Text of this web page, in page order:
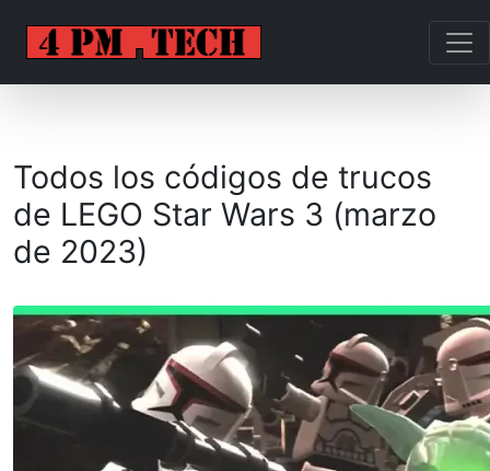
Todos los códigos de trucos
de LEGO Star Wars 3 (marzo
de 2023)